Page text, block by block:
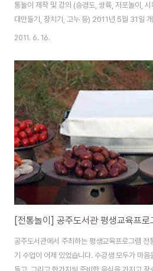
통놀이 제작 및 강의 (승경도, 쌍륙, 저포놀이,
대만들기, 장치기, 고누 등) 2011년 5월 31일
14일까지 3회째 진행되고 있습니다. 관심있는
말기 일제시대 역사바로알기 수업으로 시작했
2011. 6. 16.
[전통놀이] 공주도서관 평생교육프
공주도서관에서 주최하는 평생교육프로그램 전
기 수업이 어제 있었습니다. 수강생 모두가 마